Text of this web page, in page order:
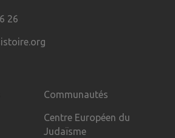
26
Communautés
Centre Européen du
Judaïsme